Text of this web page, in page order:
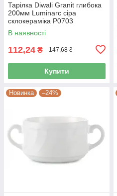
Тарілка Diwali Granit глибока
200мм Luminarc сіра
склокераміка P0703
В наявності
112,24 ₴ 147,68 ₴
Купити
Новинка –24%